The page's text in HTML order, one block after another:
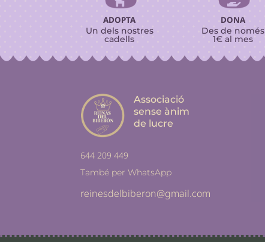
ADOPTA
Un dels nostres
cadells
DONA
Des de només
1€ al mes
Associació
sense ànim
de lucre
644 209 449
També per WhatsApp
reinesdelbiberon@gmail.com